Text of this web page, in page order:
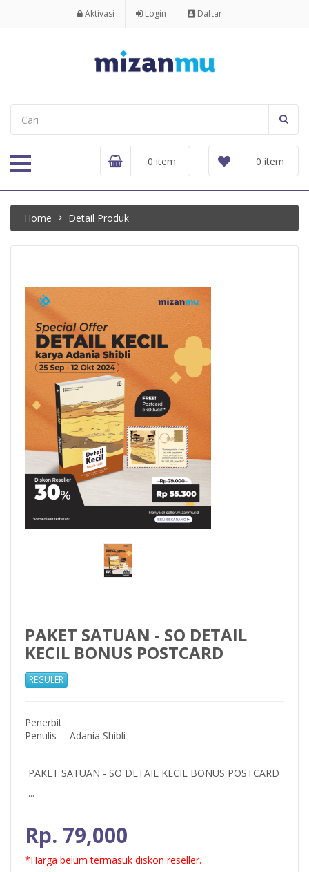
Aktivasi Login Daftar
0 item
0 item
Home Detail Produk
PAKET SATUAN - SO DETAIL
KECIL BONUS POSTCARD
REGULER
Penerbit :
Penulis
: Adania Shibli
PAKET SATUAN - SO DETAIL KECIL BONUS POSTCARD
...
Rp. 79,000
*Harga belum termasuk diskon reseller.